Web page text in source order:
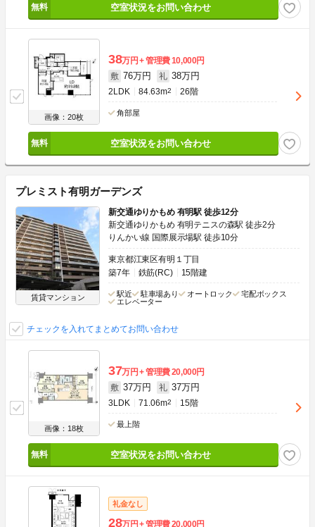
空室状況をお問い合わせ
画像：20枚
38万円 管理費10,000円
敷 76万円 礼 38万円
2LDK 84.63m2 26階
角部屋
空室状況をお問い合わせ
プレミスト有明ガーデンズ
賃貸マンション
新交通ゆりかもめ 有明駅 徒歩12分
新交通ゆりかもめ 有明テニスの森駅 徒歩2分
りんかい線 国際展示場駅 徒歩10分
東京都江東区有明１丁目
築7年
鉄筋(RC) 15階建
駅近 駐車場あり オートロック
宅配ボックス
エレベーター
チェックを入れてまとめてお問い合わせ
画像：18枚
37万円 管理費20,000円
敷 37万円 礼 37万円
3LDK 71.06m2 15階
最上階
空室状況をお問い合わせ
礼金なし
28万円 管理費20,000円